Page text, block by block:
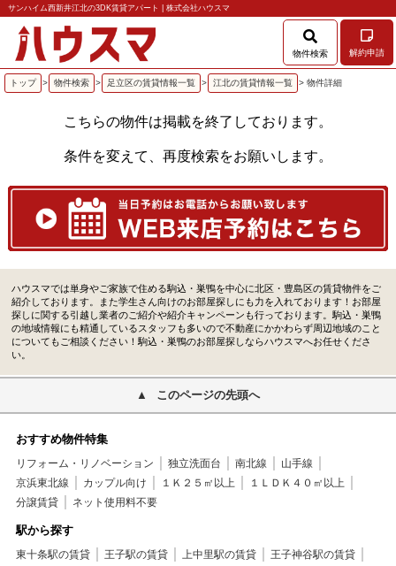
サンハイム西新井江北の3DK賃貸アパート | 株式会社ハウスマ
物件検索 解約申請
トップ > 物件検索 > 足立区の賃貸情報一覧 > 江北の賃貸情報一覧 > 物件詳細
こちらの物件は掲載を終了しております。
条件を変えて、再度検索をお願いします。
ハウスマでは単身やご家族で住める駒込・巣鴨を中心に北区・豊島区の賃貸物件をご
紹介しております。また学生さん向けのお部屋探しにも力を入れております！お部屋
探しに関する引越し業者のご紹介や紹介キャンペーンも行っております。駒込・巣鴨
の地域情報にも精通しているスタッフも多いので不動産にかかわらず周辺地域のこと
についてもご相談ください！駒込・巣鴨のお部屋探しならハウスマへお任せくださ
い。
このページの先頭へ
おすすめ物件特集
リフォーム・リノベーション 独立洗面台 南北線
山手線
京浜東北線
カップル向け １Ｋ２５㎡以上
１ＬＤＫ４０㎡以上
分譲賃貸
ネット使用料不要
駅から探す
東十条駅の賃貸 王子駅の賃貸 上中里駅の賃貸
王子神谷駅の賃貸